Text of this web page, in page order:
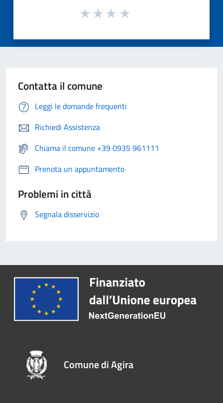
Contatta il comune
Leggi le domande frequenti
Richiedi Assistenza
Chiama il comune +39 0935 961111
Prenota un appuntamento
Problemi in città
Segnala disservizio
Comune di Agira